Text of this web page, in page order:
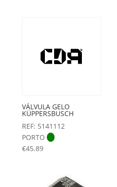
VÁLVULA GELO
KÜPPERSBUSCH
REF: 5141112
PORTO
€45.89